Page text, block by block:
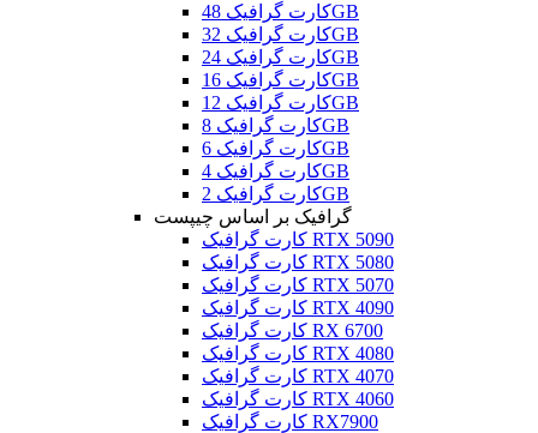
کارت گرافیک 48GB
کارت گرافیک 32GB
کارت گرافیک 24GB
کارت گرافیک 16GB
کارت گرافیک 12GB
کارت گرافیک 8GB
کارت گرافیک 6GB
کارت گرافیک 4GB
کارت گرافیک 2GB
گرافیک بر اساس چیپست
کارت گرافیک RTX 5090
کارت گرافیک RTX 5080
کارت گرافیک RTX 5070
کارت گرافیک RTX 4090
کارت گرافیک RX 6700
کارت گرافیک RTX 4080
کارت گرافیک RTX 4070
کارت گرافیک RTX 4060
کارت گرافیک RX7900